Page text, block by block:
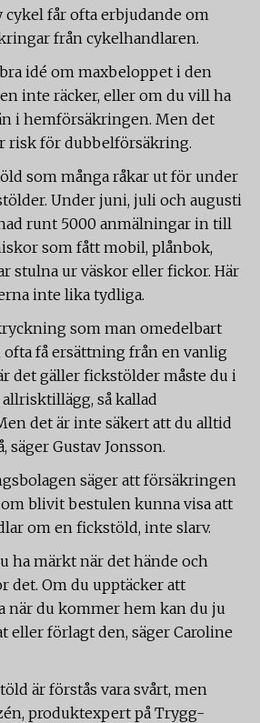
får ofta erbjudande om
från cykelhandlaren.
idé om maxbeloppet i den
inte räcker, eller om du vill ha
i hemförsäkringen. Men det
risk för dubbelförsäkring.
som många råkar ut för under
Under juni, juli och augusti
runt 5000 anmälningar in till
som fått mobil, plånbok,
stulna ur väskor eller fickor. Här
inte lika tydliga.
som man omedelbart
få ersättning från en vanlig
det gäller fickstölder måste du i
så kallad
det är inte säkert att du alltid
säger Gustav Jonsson.
säger att försäkringen
blivit bestulen kunna visa att
om en fickstöld, inte slarv.
ha märkt när det hände och
det. Om du upptäcker att
när du kommer hem kan du ju
eller förlagt den, säger Caroline
är förstås vara svårt, men
produktexpert på Trygg-